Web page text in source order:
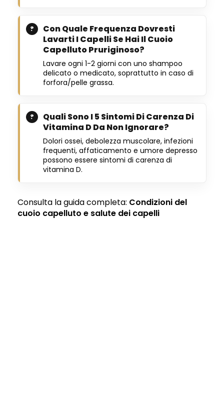
Con Quale Frequenza Dovresti
Lavarti I Capelli Se Hai Il Cuoio
Capelluto Pruriginoso?
Lavare ogni 1-2 giorni con uno shampoo
delicato o medicato, soprattutto in caso di
forfora/pelle grassa.
Quali Sono I 5 Sintomi Di Carenza Di
Vitamina D Da Non Ignorare?
Dolori ossei, debolezza muscolare, infezioni
frequenti, affaticamento e umore depresso
possono essere sintomi di carenza di
vitamina D.
Consulta la guida completa: Condizioni del
cuoio capelluto e salute dei capelli